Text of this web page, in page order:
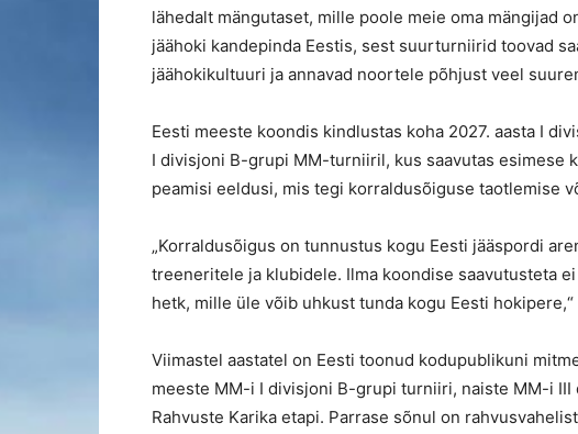
lähedalt mängutaset, mille poole meie oma mängijad
jäähoki kandepinda Eestis, sest suurturniirid toovad
jäähokikultuuri ja annavad noortele põhjust veel
Eesti meeste koondis kindlustas koha 2027. aasta I
I divisjoni B-grupi MM-turniiril, kus saavutas esimese
peamisi eeldusi, mis tegi korraldusõiguse taotlemise
„Korraldusõigus on tunnustus kogu Eesti jääspordi
treeneritele ja klubidele. Ilma koondise saavutusteta
hetk, mille üle võib uhkust tunda kogu Eesti
Viimastel aastatel on Eesti toonud kodupublikuni
meeste MM-i I divisjoni B-grupi turniiri, naiste MM-i
Rahvuste Karika etapi. Parrase sõnul on